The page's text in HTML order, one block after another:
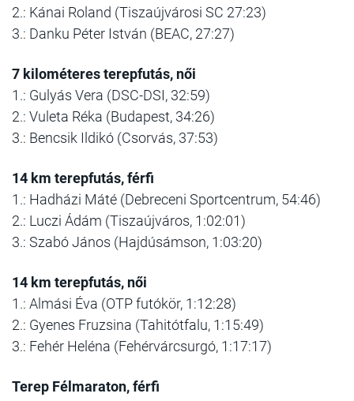
2.: Kánai Roland (Tiszaújvárosi SC 27:23)
3.: Danku Péter István (BEAC, 27:27)
7 kilométeres terepfutás, női
1.: Gulyás Vera (DSC-DSI, 32:59)
2.: Vuleta Réka (Budapest, 34:26)
3.: Bencsik Ildikó (Csorvás, 37:53)
14 km terepfutás, férfi
1.: Hadházi Máté (Debreceni Sportcentrum, 54:46)
2.: Luczi Ádám (Tiszaújváros, 1:02:01)
3.: Szabó János (Hajdúsámson, 1:03:20)
14 km terepfutás, női
1.: Almási Éva (OTP futókör, 1:12:28)
2.: Gyenes Fruzsina (Tahitótfalu, 1:15:49)
3.: Fehér Heléna (Fehérvárcsurgó, 1:17:17)
Terep Félmaraton, férfi